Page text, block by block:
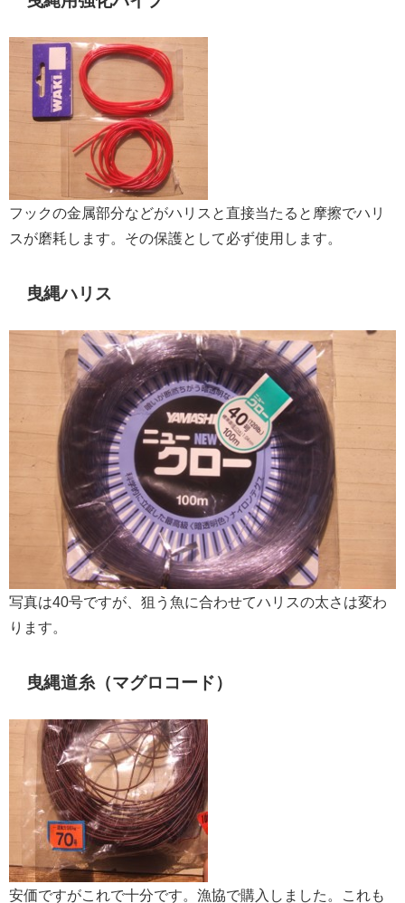
フックの金属部分などがハリスと直接当たると摩擦でハリ
スが磨耗します。その保護として必ず使用します。
曳縄ハリス
写真は40号ですが、狙う魚に合わせてハリスの太さは変わ
ります。
曳縄道糸（マグロコード）
安価ですがこれで十分です。漁協で購入しました。これも